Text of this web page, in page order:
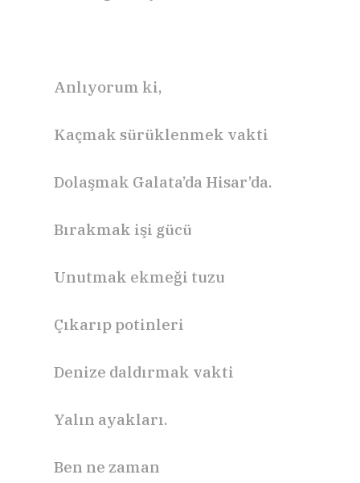
Anlıyorum ki,
Kaçmak sürüklenmek vakti
Dolaşmak Galata’da Hisar’da.
Bırakmak işi gücü
Unutmak ekmeği tuzu
Çıkarıp potinleri
Denize daldırmak vakti
Yalın ayakları.
Ben ne zaman